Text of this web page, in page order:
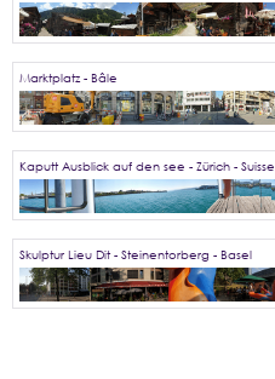
Marktplatz - Bâle
Kaputt Ausblick auf den see - Zürich - Suisse
Skulptur Lieu Dit - Steinentorberg - Basel